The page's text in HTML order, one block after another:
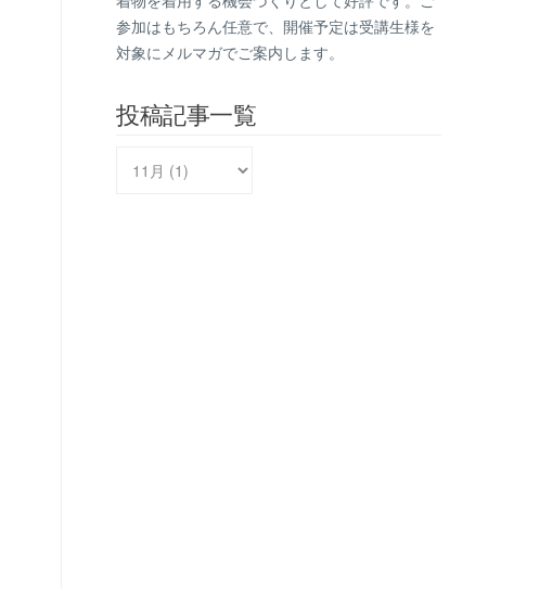
参加はもちろん任意で、開催予定は受講生様を
対象にメルマガでご案内します。
投稿記事一覧